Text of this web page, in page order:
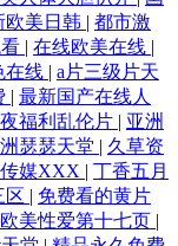
欧美日韩 | 都市激
| 在线欧美在线 |
在线 | a片三级片天
| 最新国产在线人
福利乱伦片 | 亚洲
瑟瑟天堂 | 久草资
媒XXX | 丁香五月
区 | 免费看的黄片
欧美性爱第十七页 |